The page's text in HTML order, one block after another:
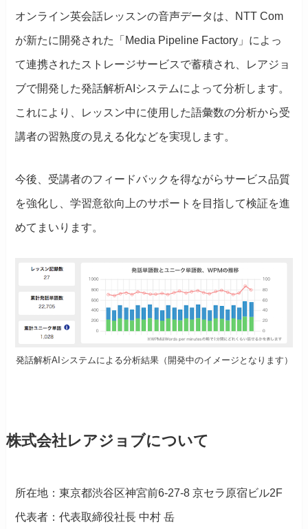
オンライン英会話レッスンの音声データは、NTT Com
が新たに開発された「Media Pipeline Factory」によっ
て連携されたストレージサービスで蓄積され、レアジョ
ブで開発した発話解析AIシステムによって分析します。
これにより、レッスン中に使用した語彙数の分析から受
講者の習熟度の見える化などを実現します。
今後、受講者のフィードバックを得ながらサービス品質
を強化し、学習意欲向上のサポートを目指して検証を進
めてまいります。
発話解析AIシステムによる分析結果（開発中のイメージとなります）
株式会社レアジョブについて
所在地：東京都渋谷区神宮前6-27-8 京セラ原宿ビル2F
代表者：代表取締役社長 中村 岳